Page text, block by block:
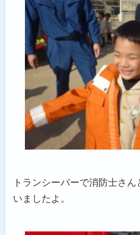
トランシーバーで消防士さ
いましたよ。